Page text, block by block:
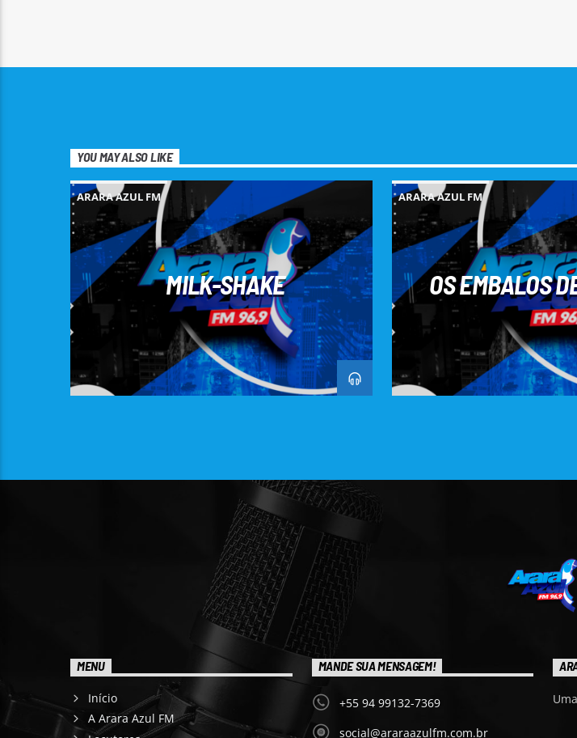
YOU MAY ALSO LIKE
ARARA AZUL FM
MILK-SHAKE
ARARA AZUL FM
OS EMBALOS
MENU
Início
A Arara Azul FM
MANDE SUA MENSAGEM!
+55 94 99132-7369
social@araraazulfm.com.br